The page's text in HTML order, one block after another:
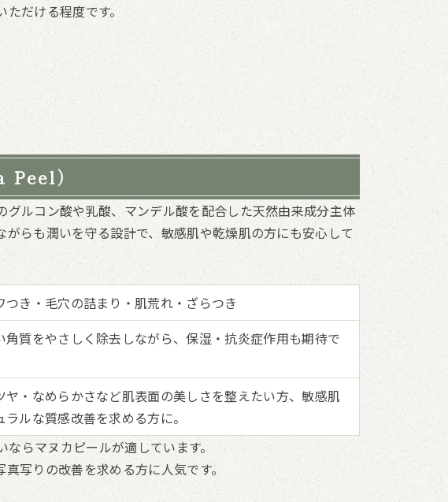
だける程度です。
）
グルコン酸や乳酸、マンデル酸を配合した天然由来成分主体
らも潤いを守る設計で、敏感肌や乾燥肌の方にも安心して
つき・毛穴の詰まり・肌荒れ・ざらつき
角質をやさしく除去しながら、保湿・抗炎症作用も期待で
ヤ・なめらかさなど肌表面の美しさを整えたい方、敏感肌
ラルな質感改善を求める方に。
らマヌカピールが適しています。
写りの改善を求める方に人気です。